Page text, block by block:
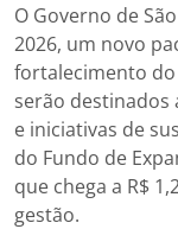
O Governo de
2026, um novo
fortalecimento
serão destinados
e iniciativas de
do Fundo de
que chega a R$
gestão.